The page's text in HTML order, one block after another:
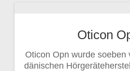
Oticon
Oticon Opn wurde soeben
dänischen